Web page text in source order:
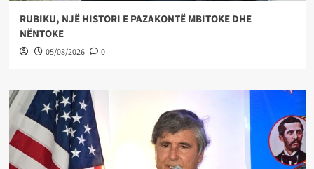
RUBIKU, NJË HISTORI E PAZAKONTË MBITOKE DHE
NËNTOKE
05/08/2026 0